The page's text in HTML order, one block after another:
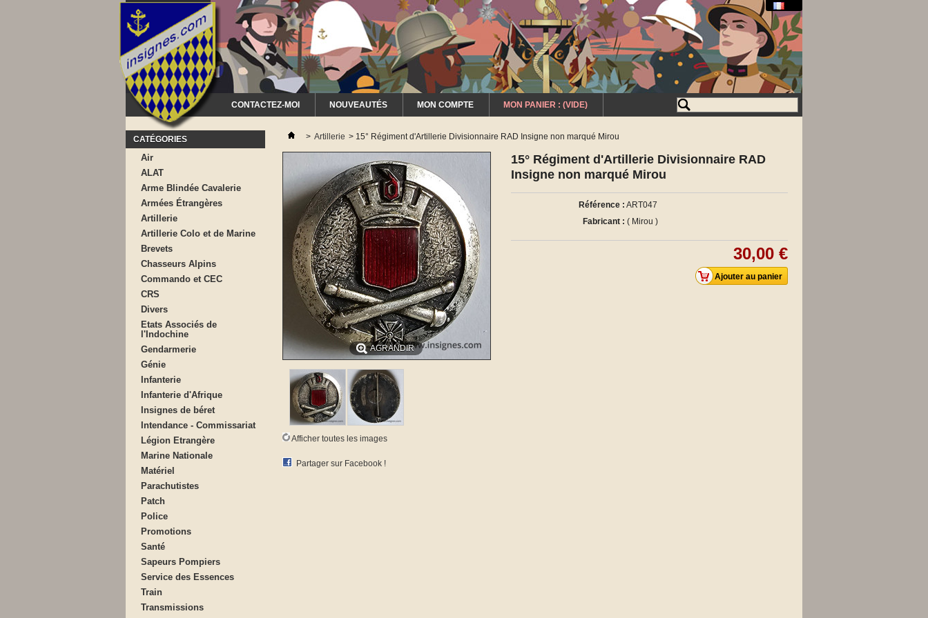
CONTACTEZ-MOI NOUVEAUTÉS MON COMPTE MON PANIER : (VIDE)
CATÉGORIES
Air
ALAT
Arme Blindée Cavalerie
Armées Étrangères
Artillerie
Artillerie Colo et de Marine
Brevets
Chasseurs Alpins
Commando et CEC
CRS
Divers
Etats Associés de
l'Indochine
Gendarmerie
Génie
Infanterie
Infanterie d'Afrique
Insignes de béret
Intendance - Commissariat
Légion Etrangère
Marine Nationale
Matériel
Parachutistes
Patch
Police
Promotions
Santé
Sapeurs Pompiers
Service des Essences
Train
Transmissions
> Artillerie > 15° Régiment d'Artillerie Divisionnaire RAD Insigne non marqué Mirou
AGRANDIR
Afficher toutes les images
Partager sur Facebook !
15° Régiment d'Artillerie Divisionnaire RAD
Insigne non marqué Mirou
Référence : ART047
Fabricant : ( Mirou )
30,00 €